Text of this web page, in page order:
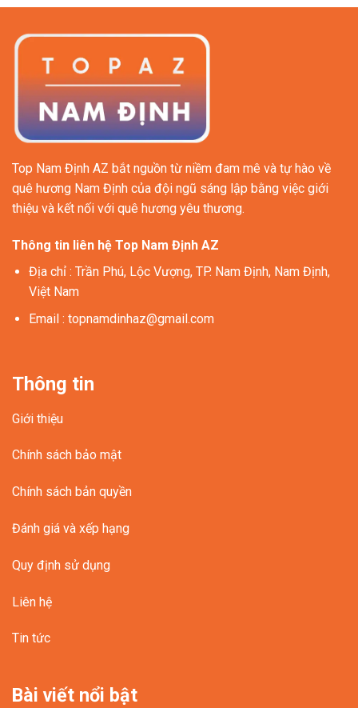
Top Nam Định AZ bắt nguồn từ niềm đam mê và tự hào về
quê hương Nam Định của đội ngũ sáng lập bằng việc giới
thiệu và kết nối với quê hương yêu thương.
Thông tin liên hệ Top Nam Định AZ
Địa chỉ : Trần Phú, Lộc Vượng, TP. Nam Định, Nam Định,
Việt Nam
Email : topnamdinhaz@gmail.com
Thông tin
Giới thiệu
Chính sách bảo mật
Chính sách bản quyền
Đánh giá và xếp hạng
Quy định sử dụng
Liên hệ
Tin tức
Bài viết nổi bật